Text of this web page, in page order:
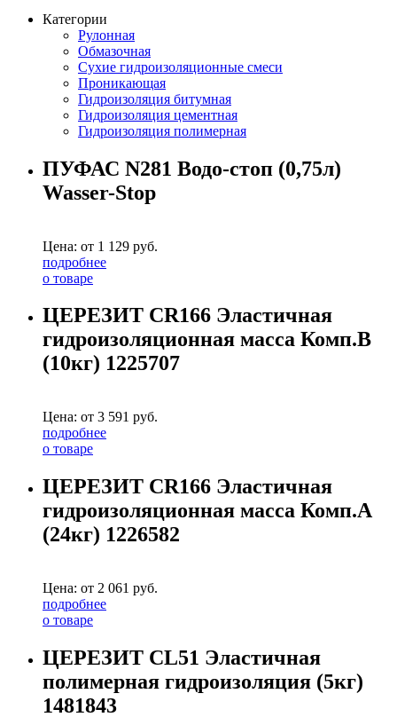
Категории
Рулонная
Обмазочная
Сухие гидроизоляционные смеси
Проникающая
Гидроизоляция битумная
Гидроизоляция цементная
Гидроизоляция полимерная
ПУФАС N281 Водо-стоп (0,75л)
Wasser-Stop
Цена: от 1 129 руб.
подробнее
о товаре
ЦЕРЕЗИТ CR166 Эластичная
гидроизоляционная масса Комп.В
(10кг) 1225707
Цена: от 3 591 руб.
подробнее
о товаре
ЦЕРЕЗИТ CR166 Эластичная
гидроизоляционная масса Комп.А
(24кг) 1226582
Цена: от 2 061 руб.
подробнее
о товаре
ЦЕРЕЗИТ CL51 Эластичная
полимерная гидроизоляция (5кг)
1481843